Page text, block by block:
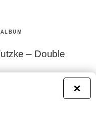
– Double
×